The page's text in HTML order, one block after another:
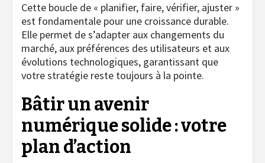
Cette boucle de « planifier, faire, vérifier, ajuster »
est fondamentale pour une croissance durable.
Elle permet de s’adapter aux changements du
marché, aux préférences des utilisateurs et aux
évolutions technologiques, garantissant que
votre stratégie reste toujours à la pointe.
Bâtir un avenir
numérique solide : votre
plan d’action